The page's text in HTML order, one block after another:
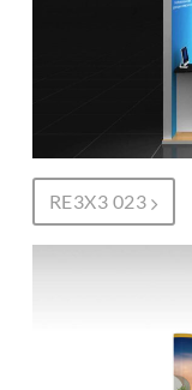
RE3X3 023